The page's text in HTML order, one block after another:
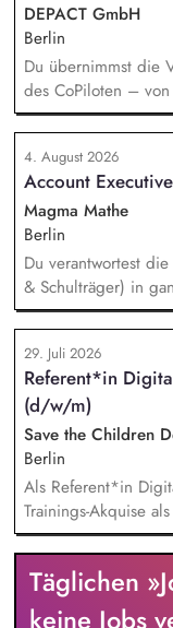
DEPACT GmbH
Berlin
Du übernimmst die
des CoPiloten –
Im Zentrum stehen
verstehst die
und entwickelst
unseren Partnern
4. August 2026
Account
Magma Mathe
Berlin
Du verantwortest
& Schulträger) in
Leadgenerierung
du sowohl mit
qualifizierten
Zyklus von rund
uns auf Messen,
Bildungsbereich
Deutschland zu
29. Juli 2026
Referent*in
(d/w/m)
Save the Children
Berlin
Als Referent*in
Trainings-Akquise
Durchführung von
verantwortlich.
Institutionen und
Umgang mit
Täglichen